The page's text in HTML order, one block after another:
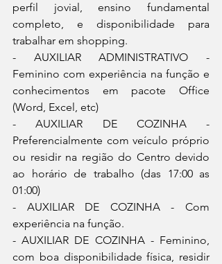
perfil jovial, ensino fundamental
completo, e disponibilidade para
trabalhar em shopping.
- AUXILIAR ADMINISTRATIVO -
Feminino com experiência na função e
conhecimentos em pacote Office
(Word, Excel, etc)
- AUXILIAR DE COZINHA -
Preferencialmente com veículo próprio
ou residir na região do Centro devido
ao horário de trabalho (das 17:00 as
01:00)
- AUXILIAR DE COZINHA - Com
experiência na função.
- AUXILIAR DE COZINHA - Feminino,
com boa disponibilidade física, residir